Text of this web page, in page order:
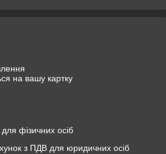
на вашу картку
для фізичних осіб
з ПДВ для юридичних осіб